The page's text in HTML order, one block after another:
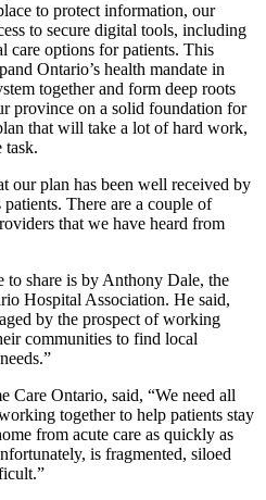
to protect information, our
to secure digital tools, including
care options for patients. This
Ontario’s health mandate in
together and form deep roots
province on a solid foundation for
that will take a lot of hard work,
task.
our plan has been well received by
There are a couple of
that we have heard from
share is by Anthony Dale, the
Hospital Association. He said,
by the prospect of working
communities to find local
Care Ontario, said, “We need all
together to help patients stay
from acute care as quickly as
is fragmented, siloed